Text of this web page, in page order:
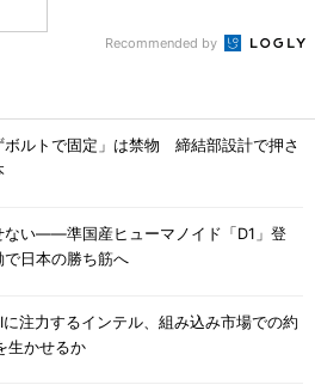
Recommended by
ボルトで固定」は禁物 締結部設計で押さ
ない――準国産ヒューマノイド「D1」登
で日本の勝ち筋へ
注力するインテル、組み込み市場での約
生かせるか